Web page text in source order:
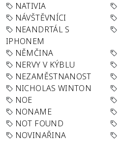
NATIVIA
NÁVŠTĚVNÍCI
NEANDRTÁL S
IPHONEM
NĚMČINA
NERVY V KÝBLU
NEZAMĚSTNANOST
NICHOLAS WINTON
NOE
NONAME
NOT FOUND
NOVINAŘINA